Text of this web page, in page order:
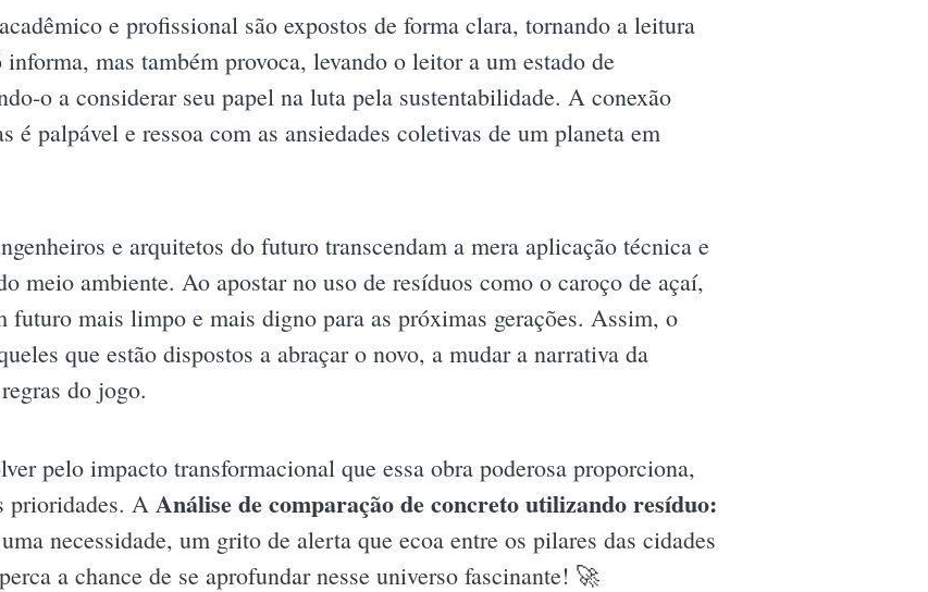
e profissional são expostos de forma clara, tornando a leitura
mas também provoca, levando o leitor a um estado de
o a considerar seu papel na luta pela sustentabilidade. A conexão
é palpável e ressoa com as ansiedades coletivas de um planeta em
e arquitetos do futuro transcendam a mera aplicação técnica e
meio ambiente. Ao apostar no uso de resíduos como o caroço de açaí,
futuro mais limpo e mais digno para as próximas gerações. Assim, o
que estão dispostos a abraçar o novo, a mudar a narrativa da
do jogo.
pelo impacto transformacional que essa obra poderosa proporciona,
prioridades. A Análise de comparação de concreto utilizando resíduo:
necessidade, um grito de alerta que ecoa entre os pilares das cidades
a chance de se aprofundar nesse universo fascinante! 🚀